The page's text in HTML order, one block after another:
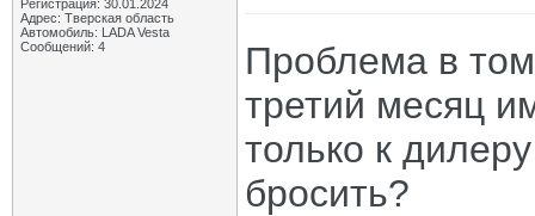
Регистрация: 30.01.2024
Адрес: Тверская область
Автомобиль: LADA Vesta
Сообщений: 4
Проблема в
третий месяц
только к
бросить?